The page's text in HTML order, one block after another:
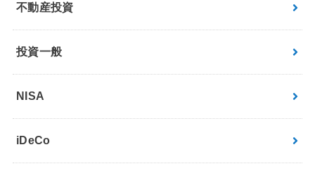
不動産投資
投資一般
NISA
iDeCo